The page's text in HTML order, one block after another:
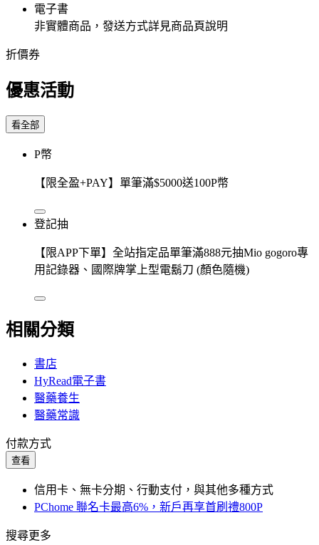
電子書
非實體商品，發送方式詳見商品頁說明
折價券
優惠活動
看全部
P幣
【限全盈+PAY】單筆滿$5000送100P幣
登記抽
【限APP下單】全站指定品單筆滿888元抽Mio gogoro專
用記錄器、國際牌掌上型電鬍刀 (顏色隨機)
相關分類
書店
HyRead電子書
醫藥養生
醫藥常識
付款方式
查看
信用卡、無卡分期、行動支付，與其他多種方式
PChome 聯名卡最高6%，新戶再享首刷禮800P
搜尋更多